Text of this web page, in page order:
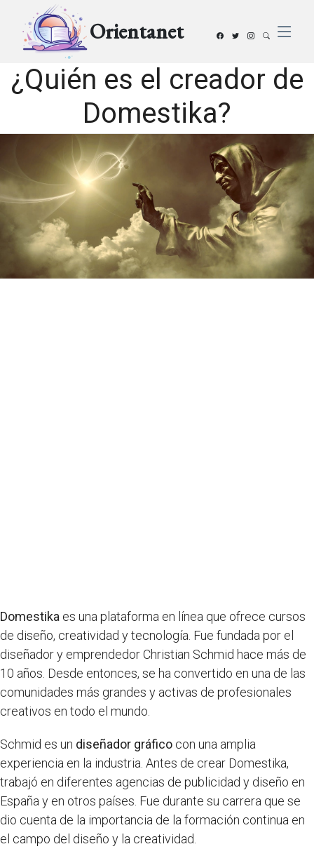
Orientanet
¿Quién es el creador de
Domestika?
Domestika es una plataforma en línea que ofrece cursos
de diseño, creatividad y tecnología. Fue fundada por el
diseñador y emprendedor Christian Schmid hace más de
10 años. Desde entonces, se ha convertido en una de las
comunidades más grandes y activas de profesionales
creativos en todo el mundo.
Schmid es un diseñador gráfico con una amplia
experiencia en la industria. Antes de crear Domestika,
trabajó en diferentes agencias de publicidad y diseño en
España y en otros países. Fue durante su carrera que se
dio cuenta de la importancia de la formación continua en
el campo del diseño y la creatividad.